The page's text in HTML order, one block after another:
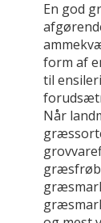
En god
form af
til
Når